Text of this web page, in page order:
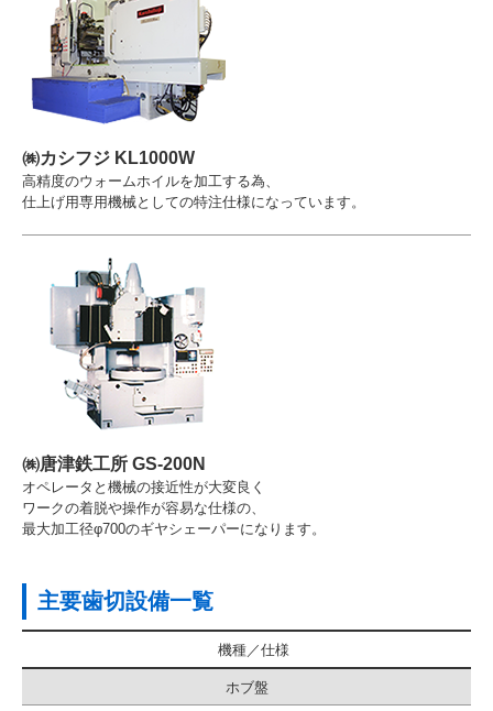
㈱カシフジ KL1000W
高精度のウォームホイルを加工する為、
仕上げ用専用機械としての特注仕様になっています。
㈱唐津鉄工所 GS-200N
オペレータと機械の接近性が大変良く
ワークの着脱や操作が容易な仕様の、
最大加工径φ700のギヤシェーパーになります。
主要歯切設備一覧
機種 仕様
ホブ盤